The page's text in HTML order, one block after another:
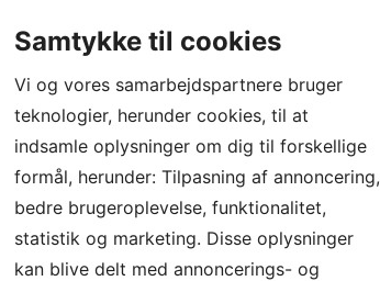
Samtykke til cookies
Vi og vores samarbejdspartnere bruger
teknologier, herunder cookies, til at
indsamle oplysninger om dig til forskellige
formål, herunder: Tilpasning af annoncering,
bedre brugeroplevelse, funktionalitet,
statistik og marketing. Disse oplysninger
kan blive delt med annoncerings- og